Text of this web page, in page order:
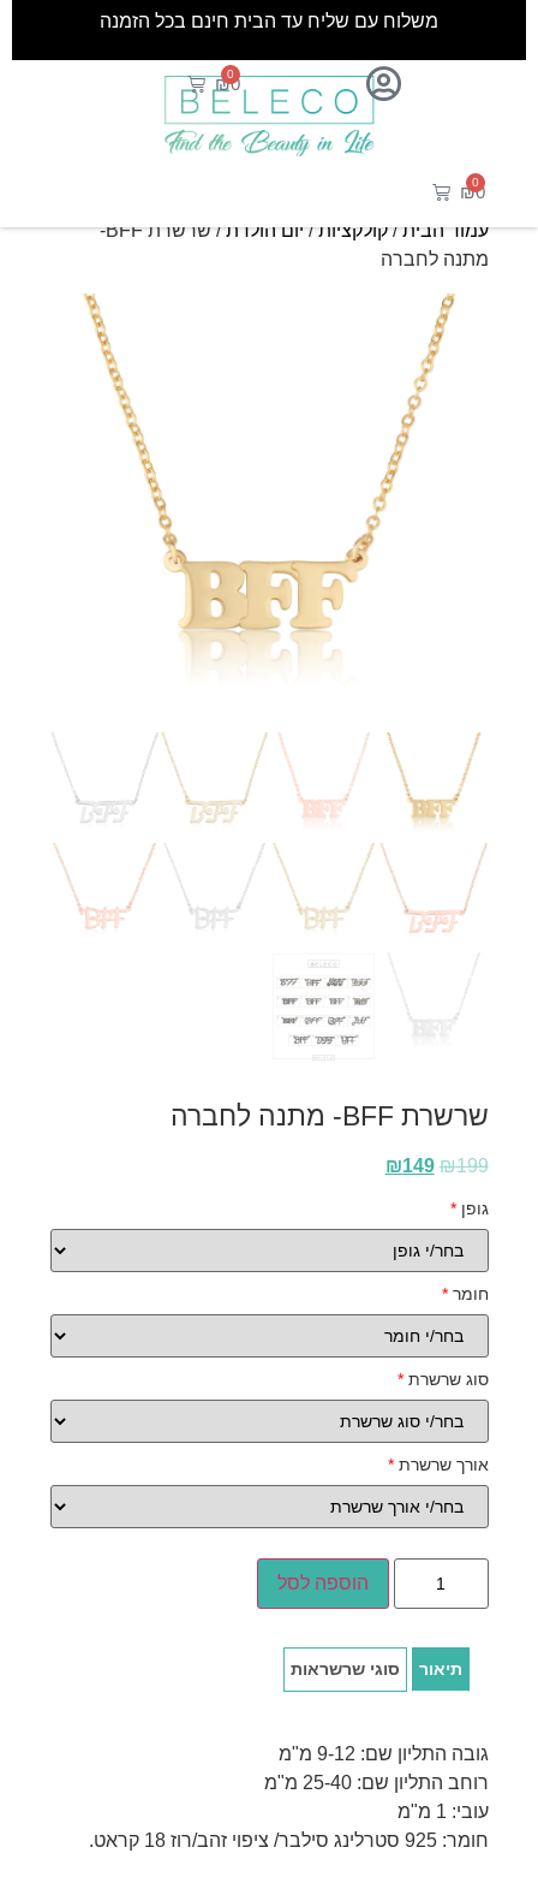
₪0
0
משלוח עם שליח עד הבית חינם בכל הזמנה
₪0
0
עמוד הבית/קולקציות/יום הולדת
/ שרשרת BFF-
מתנה לחברה
שרשרת BFF- מתנה לחברה
₪199
₪149
גופן*
חומר*
סוג שרשרת*
אורך שרשרת*
הוספה לסל
תיאור סוגי שרשראות
גובה התליון שם: 9-12 מ"מ
רוחב התליון שם: 25-40 מ"מ
עובי: 1 מ"מ
חומר: 925 סטרלינג סילבר/ ציפוי זהב/רוז 18 קראט.